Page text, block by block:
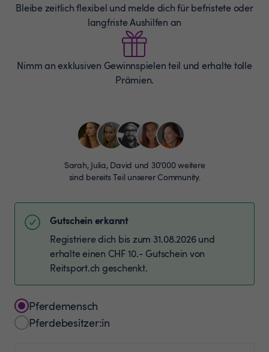
Bleibe zeitlich flexibel und melde dich für befristete oder
langfriste Aushilfen an
Nimm an exklusiven Gewinnspielen teil und erhalte tolle
Prämien.
Sarah, Julia, David und 30’000 weitere
sind bereits Teil unserer Community.
Gutschein erkannt
Registriere dich bis zum 31.08.2026 und
erhalte einen CHF 10.- Gutschein von
Reitsport.ch geschenkt.
Pferdemensch
Pferdebesitzer:in